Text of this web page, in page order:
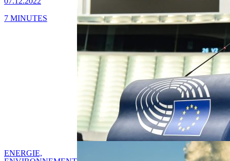
7 MINUTES
ENERGIE,